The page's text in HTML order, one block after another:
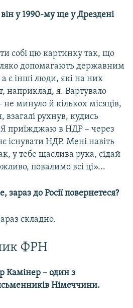
він у 1990-му ще у Дрездені
собі цю картинку так, що
допомагають державним
є інші люди, які на них
наприклад, я. Вартувало
не минуло й кількох місяців,
взагалі рухнув, кудись
Я приїжджаю в НДР – через
існувати НДР. Мені навіть
у тебе щаслива рука, сідай
повалимо всі ці»...
до Росії повернетеся?
складно.
ФРН
Камінер – один з
Німеччини.